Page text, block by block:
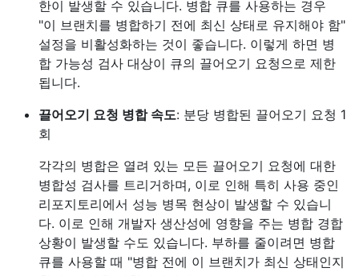
한이 발생할 수 있습니다. 병합 큐를 사용하는 경우
"이 브랜치를 병합하기 전에 최신 상태로 유지해야 함"
설정을 비활성화하는 것이 좋습니다. 이렇게 하면 병
합 가능성 검사 대상이 큐의 끌어오기 요청으로 제한
됩니다.
끌어오기 요청 병합 속도: 분당 병합된 끌어오기 요청 1
회
각각의 병합은 열려 있는 모든 끌어오기 요청에 대한
병합성 검사를 트리거하며, 이로 인해 특히 사용 중인
리포지토리에서 성능 병목 현상이 발생할 수 있습니
다. 이로 인해 개발자 생산성에 영향을 주는 병합 경합
상황이 발생할 수도 있습니다. 부하를 줄이려면 병합
큐를 사용할 때 "병합 전에 이 브랜치가 최신 상태인지